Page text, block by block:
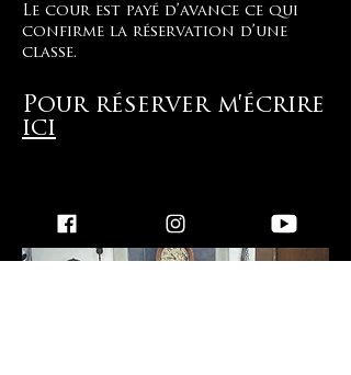
Le cour est payé d’avance ce qui
confirme la réservation d’une
classe.
Pour réserver m'écrire
ici